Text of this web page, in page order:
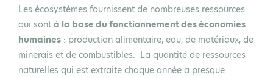
Les écosystèmes fournissent de nombreuses ressources
qui sont à la base du fonctionnement des économies
humaines : production alimentaire, eau, de matériaux, de
minerais et de combustibles. La quantité de ressources
naturelles qui est extraite chaque année a presque